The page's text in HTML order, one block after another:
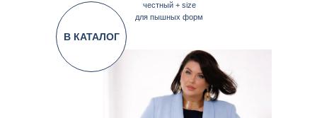
честный + size
для пышных форм
В КАТАЛОГ